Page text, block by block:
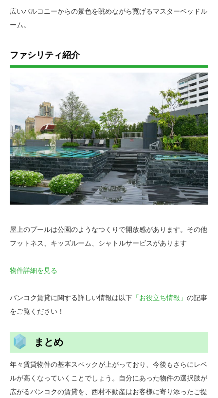
広いバルコニーからの景色を眺めながら寛げるマスターベッドル
ーム。
ファシリティ紹介
屋上のプールは公園のようなつくりで開放感があります。その他
フットネス、キッズルーム、シャトルサービスがあります
物件詳細を見る
バンコク賃貸に関する詳しい情報は以下 「お役立ち情報」 の記事
をご覧ください！
まとめ
年々賃貸物件の基本スペックが上がっており、今後もさらにレベ
ルが高くなっていくことでしょう。自分にあった物件の選択肢が
広がるバンコクの賃貸を、西村不動産はお客様に寄り添ったご提